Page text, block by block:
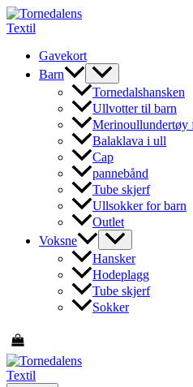
Hopp
rett
innholdetGavekort
Barn
Tornedalshansken
Ullvotter til barn
Merinoullundertøy
Balaklava i ull
Cap
pannebånd
Tube skjerf
Ullsokker for barn
Outlet
Voksne
Hansker
Hodeplagg
Tube skjerf
Sokker